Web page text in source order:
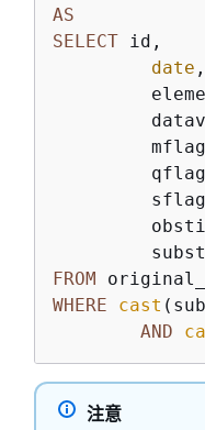
AS
SELECT id,
date ,
FROM
WHERE
cast
AND
注意